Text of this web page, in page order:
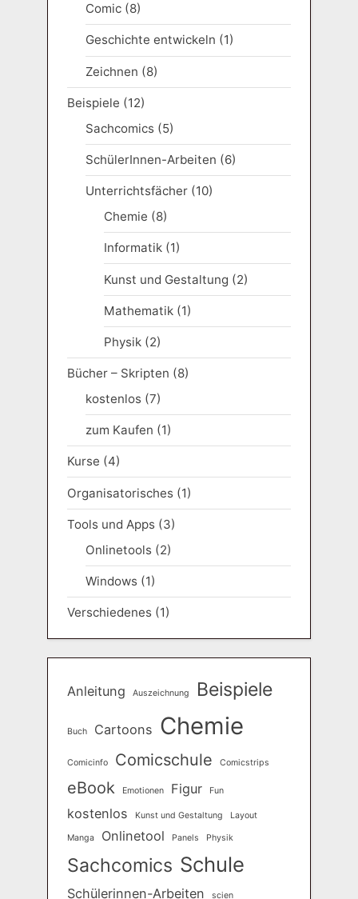
Comic(8)
Geschichte entwickeln (1)
Zeichnen (8)
Beispiele (12)
Sachcomics (5)
SchülerInnen-Arbeiten (6)
Unterrichtsfächer(10)
Chemie (8)
Informatik(1)
Kunst und Gestaltung (2)
Mathematik(1)
Physik(2)
Bücher – Skripten (8)
kostenlos (7)
zum Kaufen (1)
Kurse (4)
Organisatorisches (1)
Tools und Apps (3)
Onlinetools (2)
Windows (1)
Verschiedenes (1)
Anleitung Auszeichnung Beispiele
Buch Cartoons Chemie
Comicinfo Comicschule Comicstrips
eBook Emotionen Figur Fun
kostenlos Kunst und Gestaltung Layout
Manga Onlinetool Panels Physik
Sachcomics Schule
Schülerinnen-Arbeiten scien